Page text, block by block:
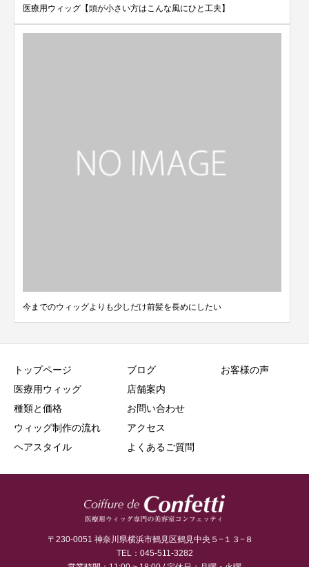
医療用ウィッグ【頭が小さい方はこんな風にひと工夫】
今までのウィッグよりも少しだけ前髪を長めにしたい
トップページ
医療用ウィッグ
種類と価格
ウィッグ制作の流れ
ヘアスタイル
ブログ
店舗案内
お問い合わせ
アクセス
よくあるご質問
お客様の声
〒230-0051 神奈川県横浜市鶴見区鶴見中央５−１３−８
TEL：045-511-3282